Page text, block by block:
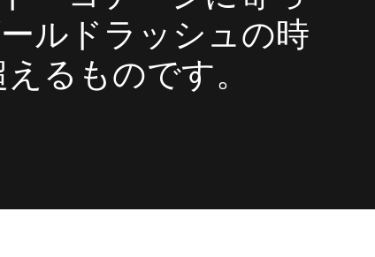
ルドラッシュの時
るものです。